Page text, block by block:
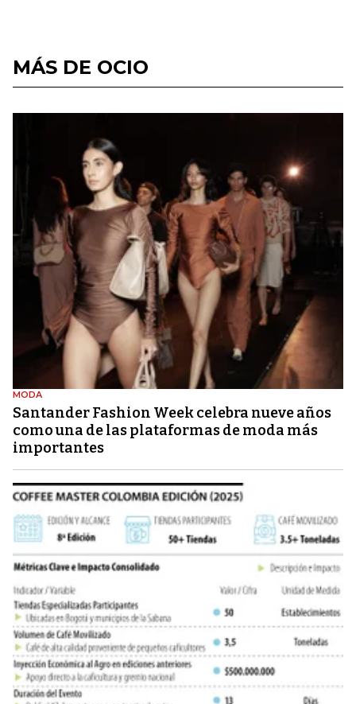
MÁS DE OCIO
MODA
Santander Fashion Week celebra nueve años
como una de las plataformas de moda más
importantes